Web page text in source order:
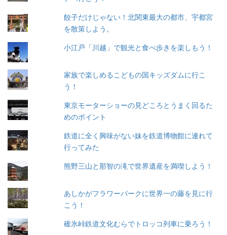
餃子だけじゃない！北関東最大の都市、宇都宮
を散策しよう。
小江戸「川越」で観光と食べ歩きを楽しもう！
家族で楽しめるこどもの国キッズダムに行こ
う！
東京モーターショーの見どころとうまく回るた
めのポイント
鉄道に全く興味がない妹を鉄道博物館に連れて
行ってみた
熊野三山と那智の滝で世界遺産を満喫しよう！
あしかがフラワーパークに世界一の藤を見に行
こう！
碓氷峠鉄道文化むらでトロッコ列車に乗ろう！